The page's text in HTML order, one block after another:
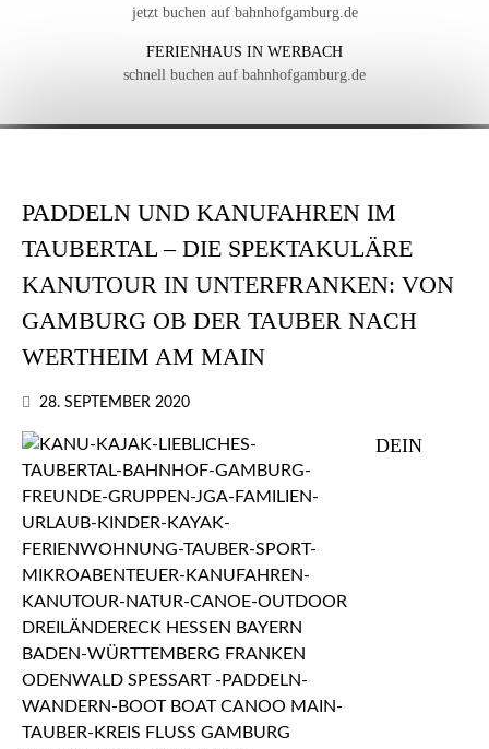
jetzt buchen auf bahnhofgamburg.de
FERIENHAUS IN WERBACH
schnell buchen auf bahnhofgamburg.de
PADDELN UND KANUFAHREN IM
TAUBERTAL – DIE SPEKTAKULÄRE
KANUTOUR IN UNTERFRANKEN: VON
GAMBURG OB DER TAUBER NACH
WERTHEIM AM MAIN
28. SEPTEMBER 2020
DEIN